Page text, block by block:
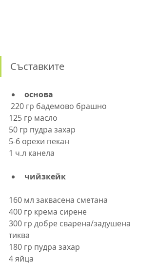
Съставките
основа
220 гр бадемово брашно
125 гр масло
50 гр пудра захар
5-6 орехи пекан
1 ч.л канела
чийзкейк
160 мл заквасена сметана
400 гр крема сирене
300 гр добре сварена/задушена
тиква
180 гр пудра захар
4 яйца